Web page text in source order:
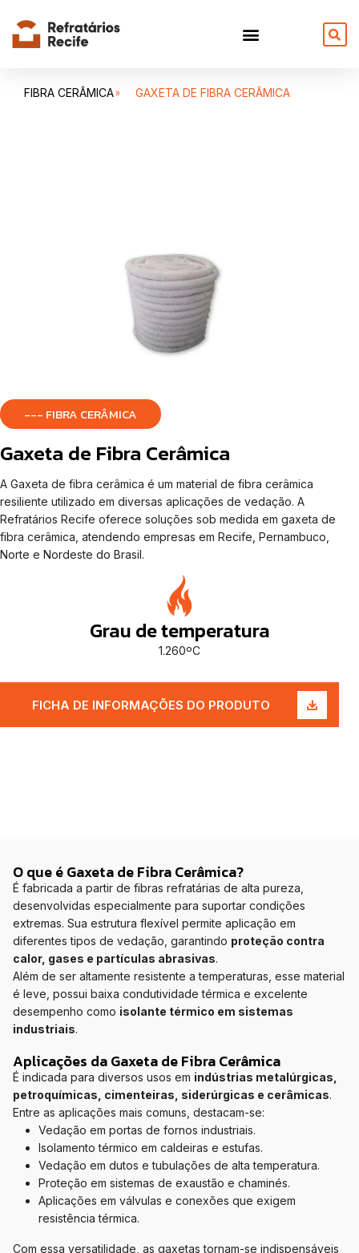
FIBRA CERÂMICA GAXETA DE FIBRA CERÂMICA
--- FIBRA CERÂMICA
Gaxeta de Fibra Cerâmica
A Gaxeta de fibra cerâmica é um material de fibra cerâmica
resiliente utilizado em diversas aplicações de vedação. A
Refratários Recife oferece soluções sob medida em gaxeta de
fibra cerâmica, atendendo empresas em Recife, Pernambuco,
Norte e Nordeste do Brasil.
Grau de temperatura
1.260ºC
FICHA DE INFORMAÇÕES DO PRODUTO
O que é Gaxeta de Fibra Cerâmica?
É fabricada a partir de fibras refratárias de alta pureza,
desenvolvidas especialmente para suportar condições
extremas. Sua estrutura flexível permite aplicação em
diferentes tipos de vedação, garantindo proteção contra
calor, gases e partículas abrasivas.
Além de ser altamente resistente a temperaturas, esse material
é leve, possui baixa condutividade térmica e excelente
desempenho como isolante térmico em sistemas
industriais.
Aplicações da Gaxeta de Fibra Cerâmica
É indicada para diversos usos em indústrias metalúrgicas,
petroquímicas, cimenteiras, siderúrgicas e cerâmicas.
Entre as aplicações mais comuns, destacam-se:
Vedação em portas de fornos industriais.
Isolamento térmico em caldeiras e estufas.
Vedação em dutos e tubulações de alta temperatura.
Proteção em sistemas de exaustão e chaminés.
Aplicações em válvulas e conexões que exigem
resistência térmica.
Com essa versatilidade, as gaxetas tornam-se indispensáveis